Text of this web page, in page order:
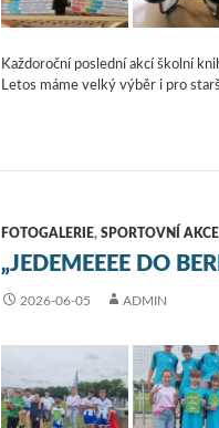
Každoroční poslední akcí školní
Letos máme velký výběr i pro
FOTOGALERIE, SPORTOVNÍ AKCE
„JEDEMEEEE DO
2026-06-05 ADMIN